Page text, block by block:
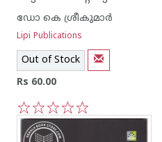
ഡോ കെ ശ്രീകുമാര്‍
Lipi Publications
Out of Stock
Rs 60.00
5
4
3
2
1